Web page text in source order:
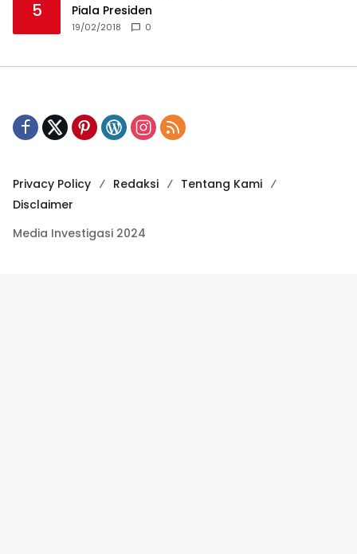
5
Piala Presiden
19/02/2018 0
Privacy Policy Redaksi
Tentang Kami
Disclaimer
Media Investigasi 2024